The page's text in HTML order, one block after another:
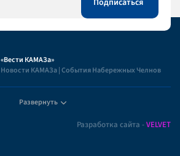
«Вести КАМАЗа»
Новости КАМАЗа | События Набережных Челнов
Развернуть
Разработка сайта -VELVET